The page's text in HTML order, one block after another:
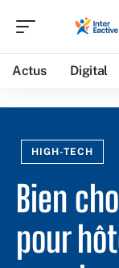
Actus Digital
HIGH-TECH
Bien
pour